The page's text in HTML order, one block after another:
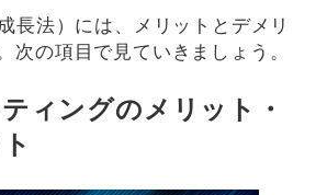
長法）には、メリットとデメリ
次の項目で見ていきましょう。
ィングのメリット・